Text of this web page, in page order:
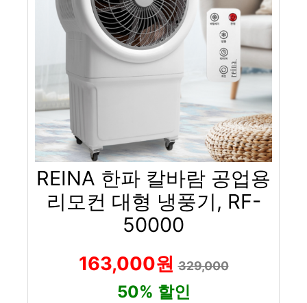
REINA 한파 칼바람 공업용
리모컨 대형 냉풍기, RF-
50000
163,000원329,000
50% 할인